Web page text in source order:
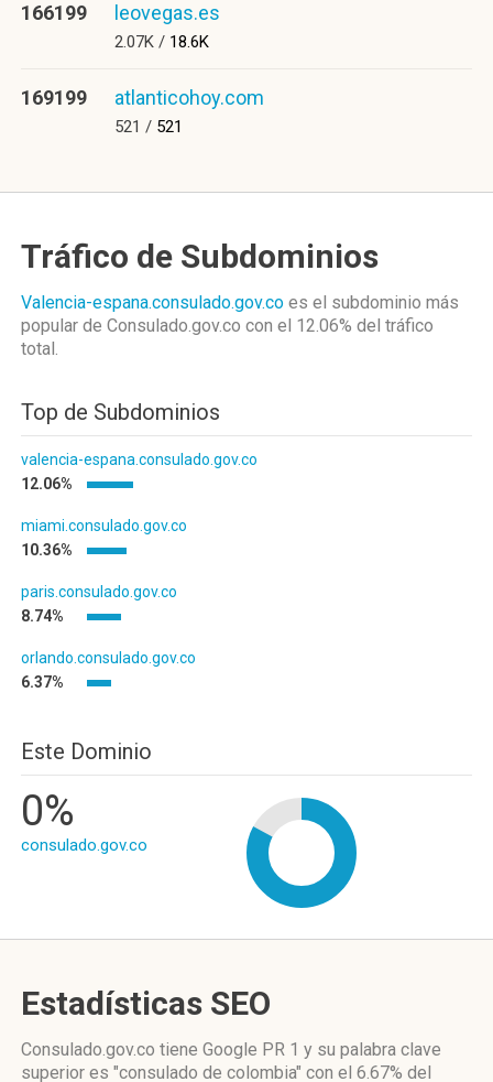
166199 leovegas.es
2.07K / 18.6K
169199 atlanticohoy.com
521 / 521
Tráfico de Subdominios
Valencia-espana.consulado.gov.co es el subdominio más
popular de Consulado.gov.co con el 12.06% del tráfico
total.
Top de Subdominios
valencia-espana.consulado.gov.co
12.06%
miami.consulado.gov.co
10.36%
paris.consulado.gov.co
8.74%
orlando.consulado.gov.co
6.37%
Este Dominio
0%
consulado.gov.co
Estadísticas SEO
Consulado.gov.co tiene Google PR 1 y su palabra clave
superior es "consulado de colombia" con el 6.67% del